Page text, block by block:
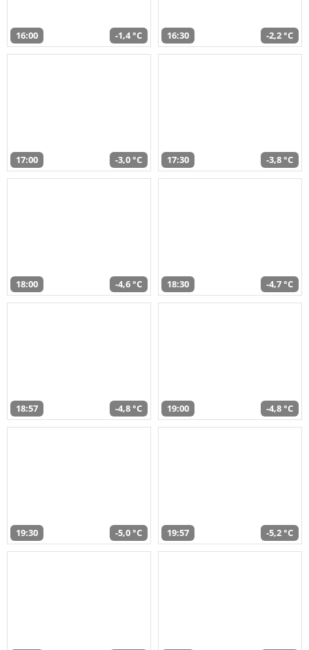
16:00 -1,4 °C 16:30 -2,2 °C
17:00 -3,0 °C 17:30 -3,8 °C
18:00 -4,6 °C 18:30 -4,7 °C
18:57 -4,8 °C 19:00 -4,8 °C
19:30 -5,0 °C 19:57 -5,2 °C